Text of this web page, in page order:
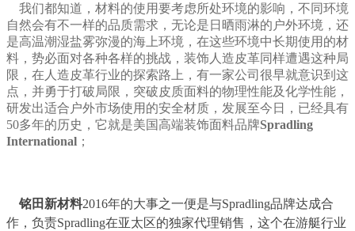
我们都知道，材料的使用要考虑所处环境的影响，不同环境
自然会有不一样的品质需求，无论是日晒雨淋的户外环境，还
是高温潮湿盐雾弥漫的海上环境，在这些环境中长期使用的材
料，势必面对各种各样的挑战，装饰人造皮革同样遭遇这种局
限，在人造皮革行业的探索路上，有一家公司很早就意识到这
点，并勇于打破局限，突破皮质面料的物理性能及化学性能，
研发出适合户外市场使用的安全材质，发展至今日，已经具有
50多年的历史，它就是美国高端装饰面料品牌Spradling
International ；
铭田新材料2016年的大事之一便是与Spradling品牌达成合
作，负责Spradling在亚太区的独家代理销售，这个在游艇行业